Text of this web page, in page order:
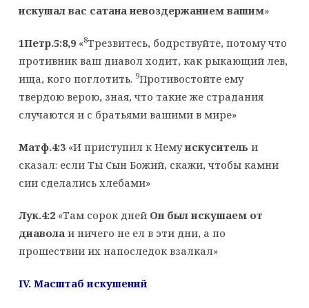
искушал вас сатана невоздержанием вашим»
1Петр.5:8,9«8Трезвитесь, бодрствуйте, потому что
противник ваш диавол ходит, как рыкающий лев,
ища, кого поглотить. 9Противостойте ему
твердою верою, зная, что такие же страдания
случаются и с братьями вашими в мире»
Матф.4:3«И приступил к Немуискуситель и
сказал: если Ты Сын Божий, скажи, чтобы камни
сии сделались хлебами»
Лук.4:2«Там сорок дней Он был искушаем от
диавола и ничего не ел в эти дни, а по
прошествии их напоследок взалкал»
IV. Масштаб искушений